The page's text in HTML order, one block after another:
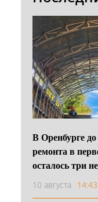
В Оренбурге
ремонта в
осталось три
10 августа 14:43